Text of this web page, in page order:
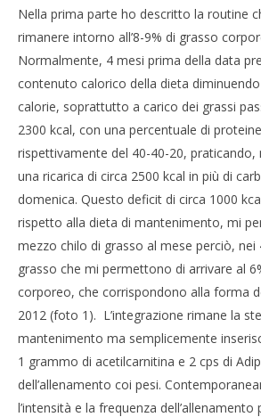
2015
Redazione
Nella prima parte ho descritto la routine
rimanere intorno all’8-9% di grasso
Normalmente, 4 mesi prima della data
contenuto calorico della dieta
calorie, soprattutto a carico dei grassi
2300 kcal, con una percentuale di
rispettivamente del 40-40-20, praticando,
una ricarica di circa 2500 kcal in più di
domenica. Questo deficit di circa 1000
rispetto alla dieta di mantenimento, mi
mezzo chilo di grasso al mese perciò, nei
grasso che mi permettono di arrivare al
corporeo, che corrispondono alla forma
2012 (foto 1). L’integrazione rimane la
mantenimento ma semplicemente
1 grammo di acetilcarnitina e 2 cps di
dell’allenamento coi pesi.
l’intensità e la frequenza